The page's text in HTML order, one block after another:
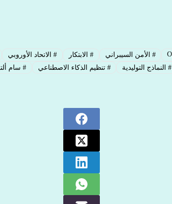
# الأمن السيبراني # الابتكار # الاتحاد الأوروبي
#النماذج التوليدية # تنظيم الذكاء الاصطناعي # سام